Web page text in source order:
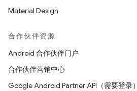
Material Design
合作伙伴资源
Android 合作伙伴门户
合作伙伴营销中心
Google Android Partner API（需要登录）